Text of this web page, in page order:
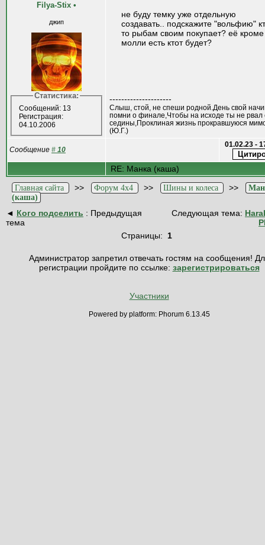
Filya-Stix •
джип
Статистика:
Сообщений: 13
Регистрация:
04.10.2006
не буду темку уже отдельную
создавать.. подскажите "вольфию"
то рыбам своим покупает? её кроме
молли есть ктот будет?
---------------------
Слыш, стой, не спеши родной.День свой
помни о финале,Чтобы на исходе ты не рвал
седины,Проклиная жизнь прокравшуюся
(Ю.Г.)
Сообщение # 10
01.02.23 -
RE: Манка (каша)
Главная сайта >> Форум 4x4 >> Шины и колеса >>
(каша)
◄ Кого подселить : Предыдущая
тема
Следующая тема:
Страницы: 1
Администратор запретил отвечать гостям на сообщения!
регистрации пройдите по ссылке: зарегистрироваться
Участники
Powered by platform: Phorum 6.13.45